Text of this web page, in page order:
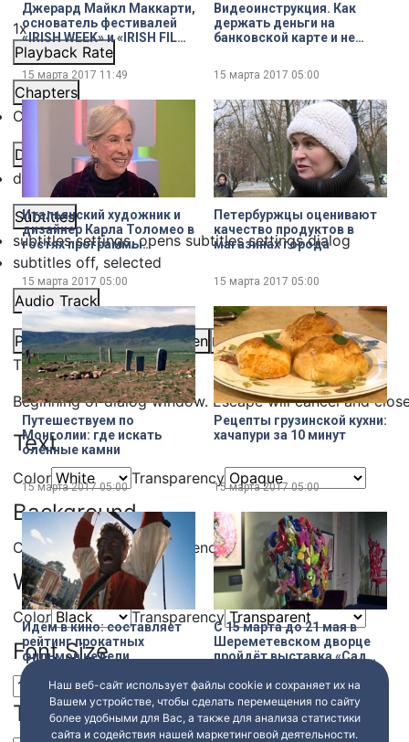
1x
Playback Rate
Chapters
Chapters
Descriptions
descriptions off, selected
Subtitles
subtitles settings, opens subtitles settings dialog
subtitles off, selected
Audio Track
Picture-in-Picture Fullscreen Share
This is a modal window.
Beginning of dialog window. Escape will cancel and
Text
Color Transparency
Background
Color Transparency
Window
Color Transparency
Font Size
Text Edge Style
Джерард Майкл Маккарти,
основатель фестивалей
«IRISH WEEK» и «IRISH FILM
FESTIVAL» на связи по
Skype
15 марта 2017 11:49
Видеоинструкция. Как
держать деньги на
банковской карте и не
мошенников
15 марта 2017 05:00
Итальянский художник и
дизайнер Карла Толомео в
гостях программы
«Хорошее утро»
15 марта 2017 05:00
Петербуржцы оценивают
качество продуктов в
магазинах города
15 марта 2017 05:00
Путешествуем по
Монголии: где искать
оленные камни
15 марта 201705:00
Рецепты грузинской кухни:
хачапури за 10 минут
15 марта 201705:00
Идём в кино: составляет
рейтинг прокатных
фильмов недели
15 марта 2017 05:00
С 15 марта до 21 мая в
Шереметевском дворце
пройдёт выставка «Сад
Толомео» — скульптура,
живопись, графика
15 марта 201705:00
Наш веб-сайт использует файлы cookie и сохраняет их на
Вашем устройстве, чтобы сделать перемещения по сайту
более удобными для Вас, а также для анализа статистики
сайта и содействия нашей маркетинговой деятельности.